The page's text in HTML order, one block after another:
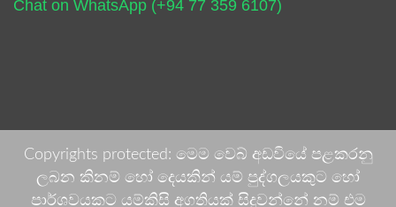
Chat on WhatsApp (+94 77 359 6107)
Copyrights protected: මෙම වෙබ් අඩවියේ පළකරනු
ලබන කිනම් හෝ දෙයකින් යම් පුද්ගලයකුට හෝ
පාර්ශවයකට යම්කිසි අගතියක් සිදුවන්නේ නම් එම